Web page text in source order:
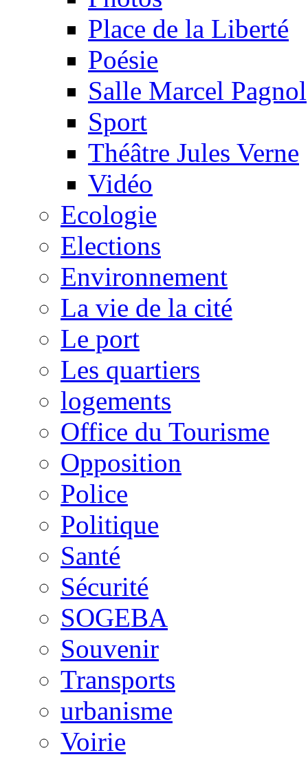
Place de la Liberté
Poésie
Salle Marcel Pagnol
Sport
Théâtre Jules Verne
Vidéo
Ecologie
Elections
Environnement
La vie de la cité
Le port
Les quartiers
logements
Office du Tourisme
Opposition
Police
Politique
Santé
Sécurité
SOGEBA
Souvenir
Transports
urbanisme
Voirie